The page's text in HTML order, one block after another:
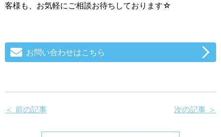
客様も、お気軽にご相談お待ちしております☆
お問い合わせはこちら
＜ 前の記事 次の記事 ＞